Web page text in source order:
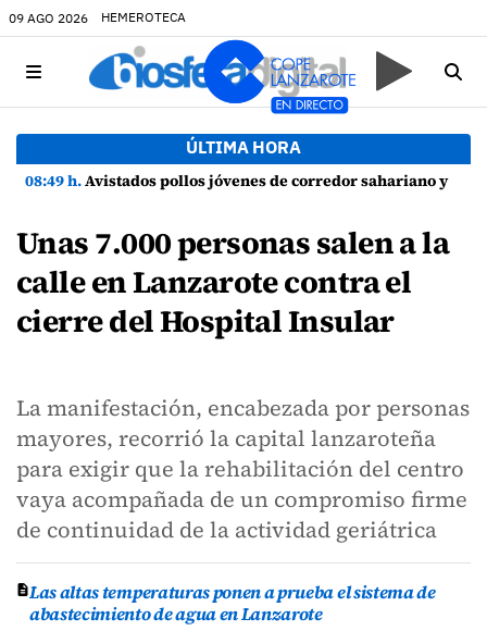
09 AGO 2026 HEMEROTECA
ÚLTIMA HORA
08:49 h.Avistados pollos jóvenes de corredor sahariano y episodios de cortejo de hubara cerca del rally de Lanzarote
Unas 7.000 personas salen a la
calle en Lanzarote contra el
cierre del Hospital Insular
La manifestación, encabezada por personas
mayores, recorrió la capital lanzaroteña
para exigir que la rehabilitación del centro
vaya acompañada de un compromiso firme
de continuidad de la actividad geriátrica
Las altas temperaturas ponen a prueba el sistema de
abastecimiento de agua en Lanzarote